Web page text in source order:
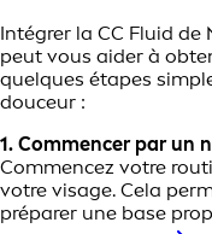
Intégrer la CC Fluid de
peut vous aider à
quelques étapes
douceur :
1. Commencer par un
Commencez votre
votre visage. Cela
préparer une base